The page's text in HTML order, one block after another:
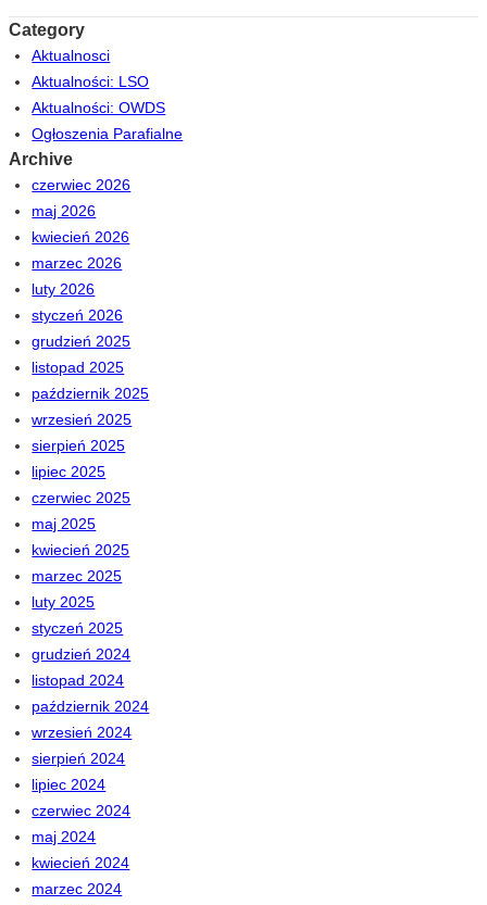
Category
Aktualnosci
Aktualności: LSO
Aktualności: OWDS
Ogłoszenia Parafialne
Archive
czerwiec 2026
maj 2026
kwiecień 2026
marzec 2026
luty 2026
styczeń 2026
grudzień 2025
listopad 2025
październik 2025
wrzesień 2025
sierpień 2025
lipiec 2025
czerwiec 2025
maj 2025
kwiecień 2025
marzec 2025
luty 2025
styczeń 2025
grudzień 2024
listopad 2024
październik 2024
wrzesień 2024
sierpień 2024
lipiec 2024
czerwiec 2024
maj 2024
kwiecień 2024
marzec 2024